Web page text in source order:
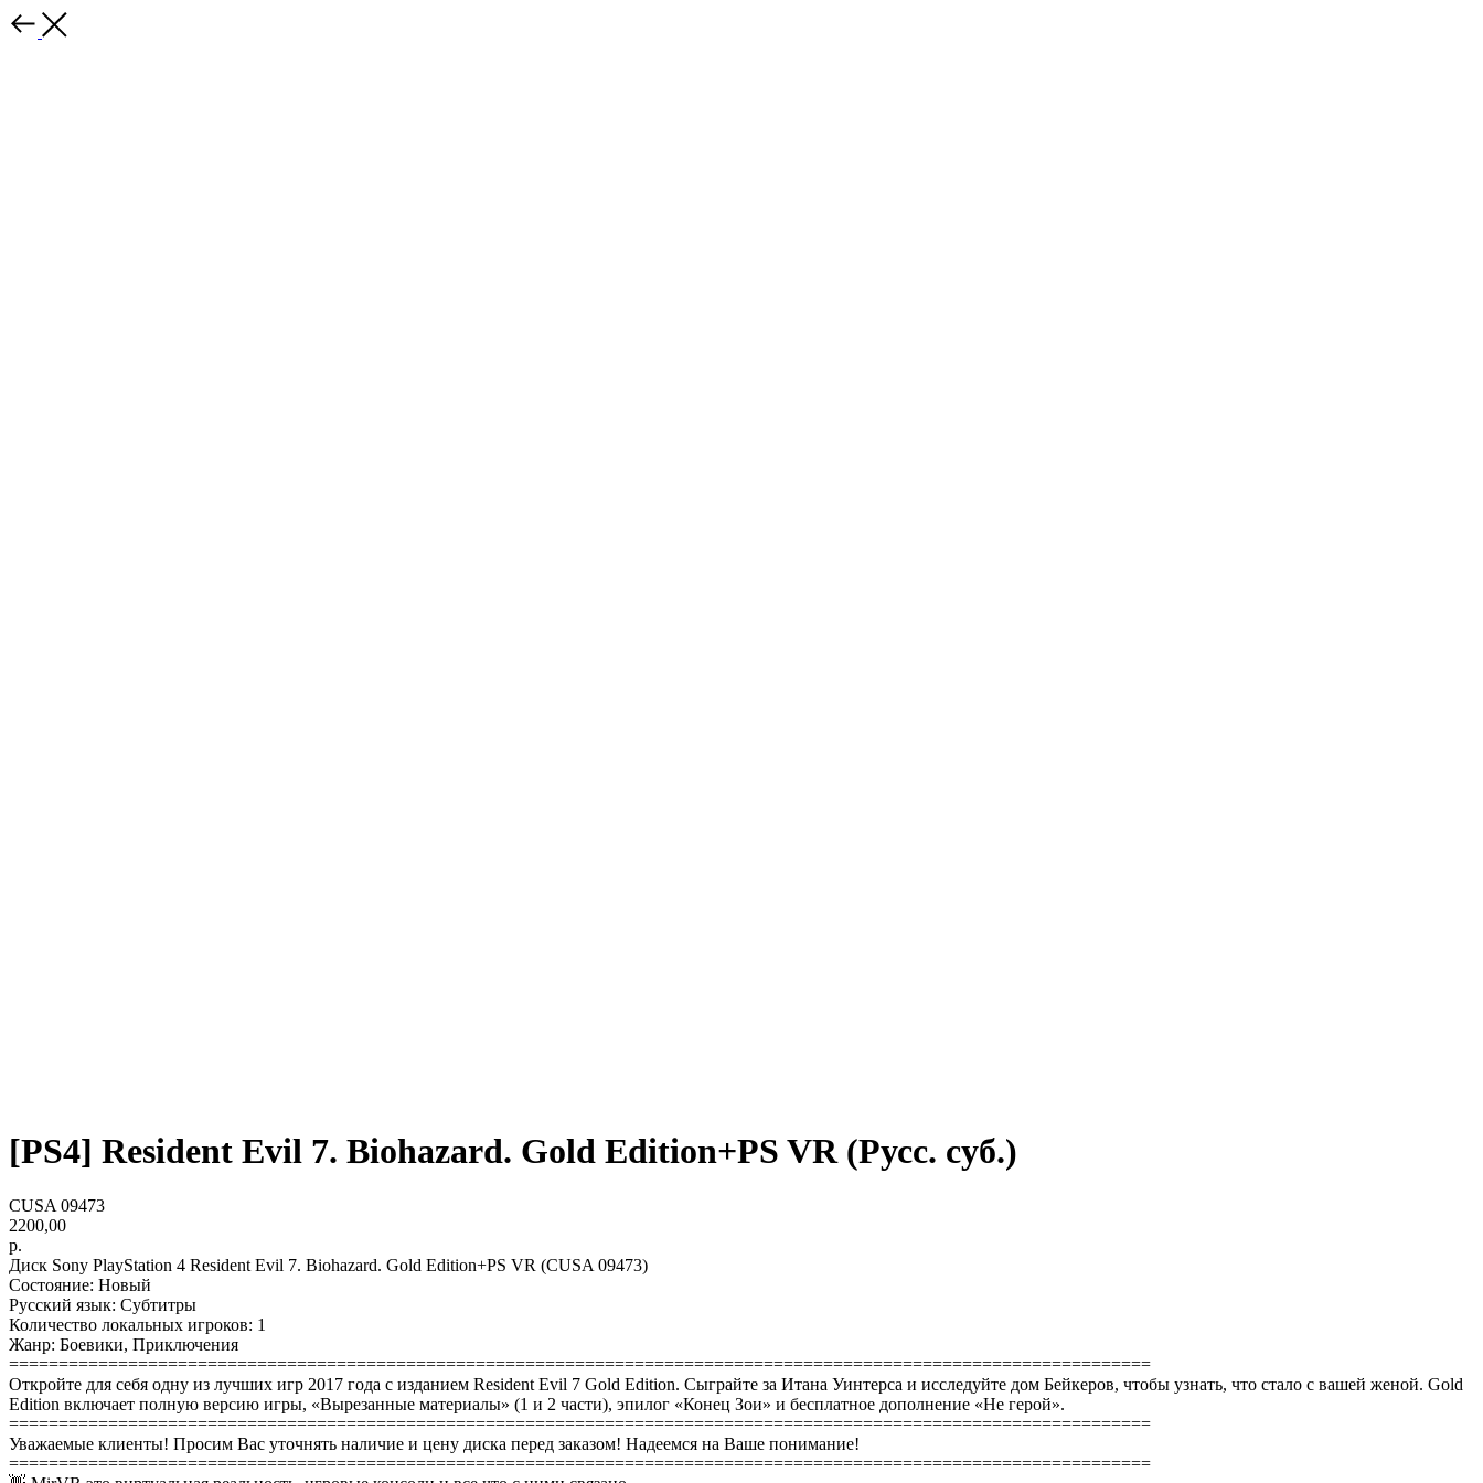
[PS4] Resident Evil 7. Biohazard. Gold Edition+PS VR (Русс. суб.)
CUSA 09473
2200,00
р.
Диск Sony PlayStation 4 Resident Evil 7. Biohazard. Gold Edition+PS VR (CUSA 09473)
Состояние: Новый
Русский язык: Cубтитры
Количество локальных игроков: 1
Жанр: Боевики, Приключения
===================================================================================================================
Откройте для себя одну из лучших игр 2017 года с изданием Resident Evil 7 Gold Edition. Сыграйте за Итана Уинтерса и исследуйте дом Бейкеров, чтобы узнать, что стало с вашей женой. Gold
Edition включает полную версию игры, «Вырезанные материалы» (1 и 2 части), эпилог «Конец Зои» и бесплатное дополнение «Не герой».
===================================================================================================================
Уважаемые клиенты! Просим Вас уточнять наличие и цену диска перед заказом! Надеемся на Ваше понимание!
===================================================================================================================